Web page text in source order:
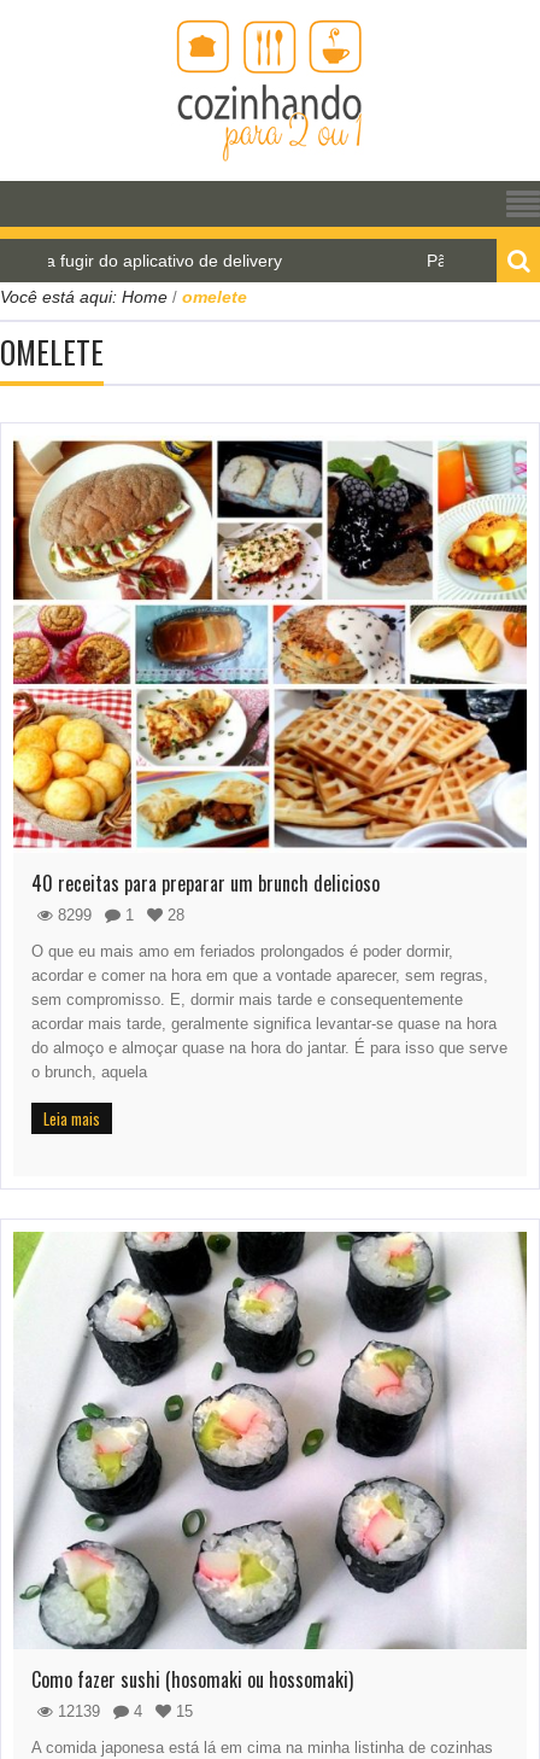
do aplicativo de delivery
Pão de água para o
Você está aqui: Home / omelete
OMELETE
40 receitas para preparar um brunch delicioso
8299 1
28
O que eu mais amo em feriados prolongados é poder dormir,
acordar e comer na hora em que a vontade aparecer, sem regras,
sem compromisso. E, dormir mais tarde e consequentemente
acordar mais tarde, geralmente significa levantar-se quase na hora
do almoço e almoçar quase na hora do jantar. É para isso que serve
o brunch, aquela
Leia mais
Como fazer sushi (hosomaki ou hossomaki)
12139 4
15
A comida japonesa está lá em cima na minha listinha de cozinhas